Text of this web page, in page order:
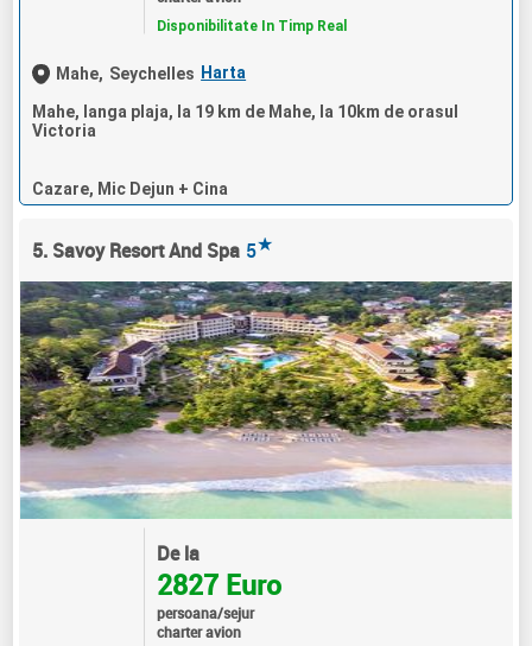
Disponibilitate In Timp Real
Mahe, Seychelles Harta
Mahe, langa plaja, la 19 km de Mahe, la 10km de orasul
Victoria
Cazare, Mic Dejun + Cina
5. Savoy Resort And Spa 5★
De la
2827 Euro
persoana/sejur
charter avion